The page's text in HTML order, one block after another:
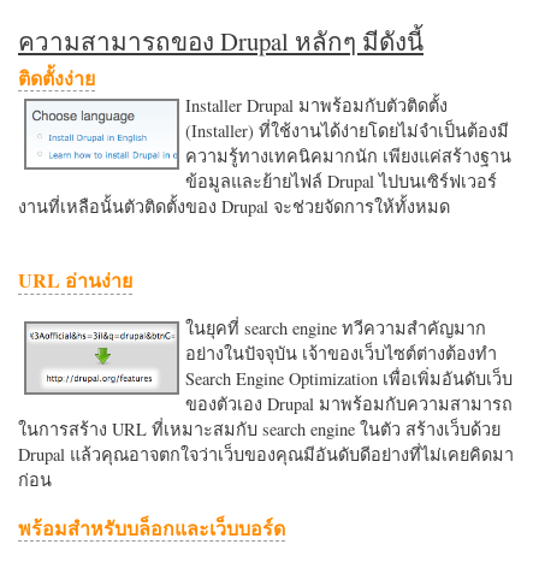
ความสามารถของ Drupal หลักๆ มีดังนี้
ติดตั้งง่าย
Installer Drupal มาพร้อมกับตัวติดตั้ง
(Installer) ที่ใช้งานได้ง่ายโดยไม่จำเป็นต้องมี
ความรู้ทางเทคนิคมากนัก เพียงแค่สร้างฐาน
ข้อมูลและย้ายไฟล์ Drupal ไปบนเซิร์ฟเวอร์
งานที่เหลือนั้นตัวติดตั้งของ Drupal จะช่วยจัดการให้ทั้งหมด
URL อ่านง่าย
ในยุคที่ search engine ทวีความสำคัญมาก
อย่างในปัจจุบัน เจ้าของเว็บไซต์ต่างต้องทำ
Search Engine Optimization เพื่อเพิ่มอันดับเว็บ
ของตัวเอง Drupal มาพร้อมกับความสามารถ
ในการสร้าง URL ที่เหมาะสมกับ search engine ในตัว สร้างเว็บด้วย
Drupal แล้วคุณอาจตกใจว่าเว็บของคุณมีอันดับดีอย่างที่ไม่เคยคิดมา
ก่อน
พร้อมสำหรับบล็อกและเว็บบอร์ด